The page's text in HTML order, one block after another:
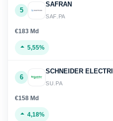
5
SAFRAN
SAF.PA
€183 Md
5,55%
6
SCHNEIDER
SU.PA
€158 Md
4,18%